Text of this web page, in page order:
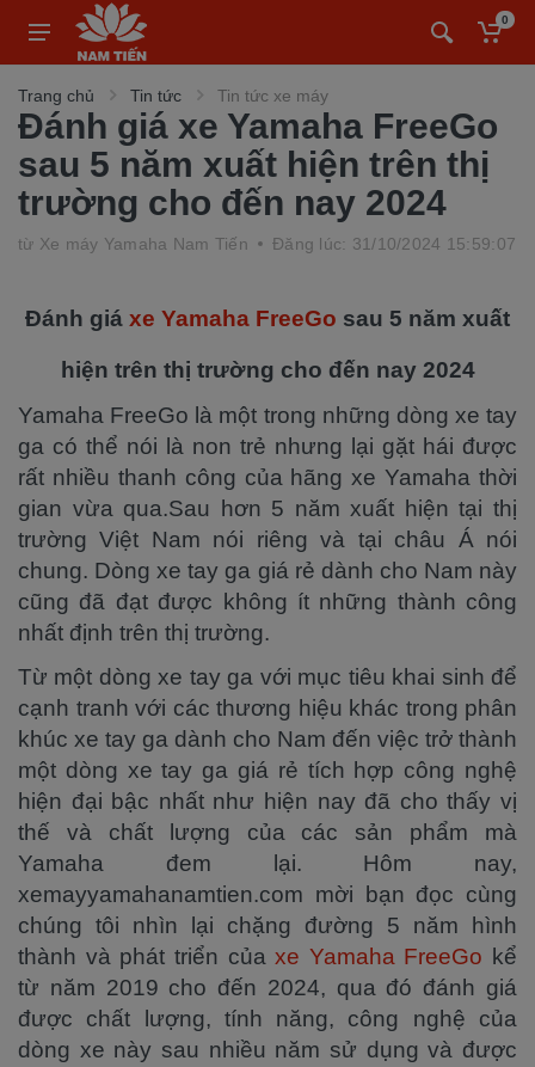
0
Trang chủ Tin tức Tin tức xe máy
Đánh giá xe Yamaha FreeGo
sau 5 năm xuất hiện trên thị
trường cho đến nay 2024
từ Xe máy Yamaha Nam Tiến Đăng lúc: 31/10/2024 15:59:07
Đánh giá xe Yamaha FreeGo sau 5 năm xuất
hiện trên thị trường cho đến nay 2024
Yamaha FreeGo là một trong những dòng xe tay
ga có thể nói là non trẻ nhưng lại gặt hái được
rất nhiều thanh công của hãng xe Yamaha thời
gian vừa qua.Sau hơn 5 năm xuất hiện tại thị
trường Việt Nam nói riêng và tại châu Á nói
chung. Dòng xe tay ga giá rẻ dành cho Nam này
cũng đã đạt được không ít những thành công
nhất định trên thị trường.
Từ một dòng xe tay ga với mục tiêu khai sinh để
cạnh tranh với các thương hiệu khác trong phân
khúc xe tay ga dành cho Nam đến việc trở thành
một dòng xe tay ga giá rẻ tích hợp công nghệ
hiện đại bậc nhất như hiện nay đã cho thấy vị
thế và chất lượng của các sản phẩm mà
Yamaha đem lại. Hôm nay,
xemayyamahanamtien.com mời bạn đọc cùng
chúng tôi nhìn lại chặng đường 5 năm hình
thành và phát triển củaxe Yamaha FreeGo kể
từ năm 2019 cho đến 2024, qua đó đánh giá
được chất lượng, tính năng, công nghệ của
dòng xe này sau nhiều năm sử dụng và được